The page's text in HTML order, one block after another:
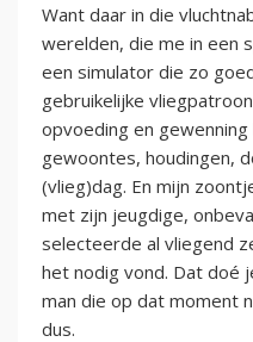
Want daar in die
werelden, die me in een
een simulator die zo
gebruikelijke
opvoeding en
gewoontes, houdingen,
(vlieg)dag. En mijn
met zijn jeugdige,
selecteerde al vliegend
het nodig vond. Dat doé
man die op dat moment
dus.